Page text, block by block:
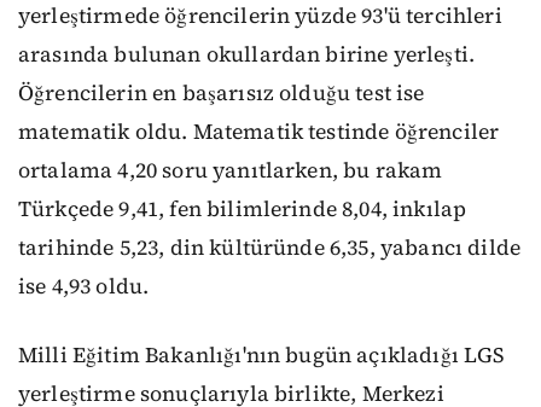
yerleştirmede öğrencilerin yüzde 93'ü tercihleri
arasında bulunan okullardan birine yerleşti.
Öğrencilerin en başarısız olduğu test ise
matematik oldu. Matematik testinde öğrenciler
ortalama 4,20 soru yanıtlarken, bu rakam
Türkçede 9,41, fen bilimlerinde 8,04, inkılap
tarihinde 5,23, din kültüründe 6,35, yabancı dilde
ise 4,93 oldu.
Milli Eğitim Bakanlığı'nın bugün açıkladığı LGS
yerleştirme sonuçlarıyla birlikte, Merkezi